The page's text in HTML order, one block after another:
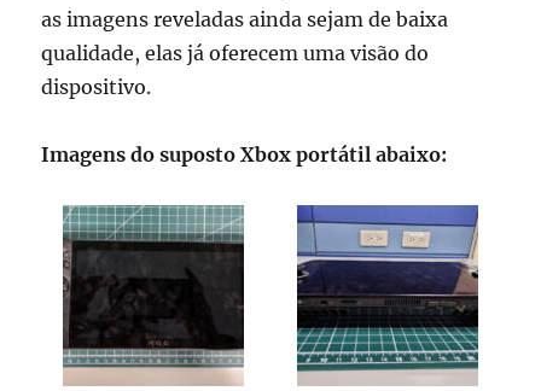
as imagens reveladas ainda sejam de baixa
qualidade, elas já oferecem uma visão do
dispositivo.
Imagens do suposto Xbox portátil abaixo: